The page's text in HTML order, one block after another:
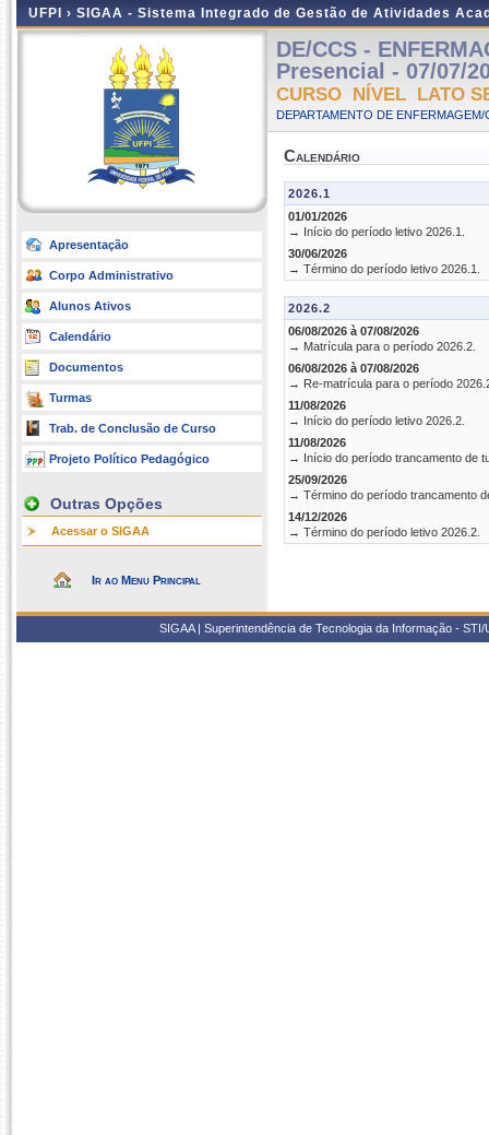
UFPI › SIGAA - Sistema Integrado de Gestão de Atividades
Apresentação
Corpo Administrativo
Alunos Ativos
Calendário
Documentos
Turmas
Trab. de Conclusão de Curso
Projeto Político Pedagógico
Outras Opções
Acessar o SIGAA
Ir ao Menu Principal
DE/CCS -
Presencial - 07/07/
CURSO NÍVEL LATO
DEPARTAMENTO DE
Calendário
2026.1
01/01/2026
→ Início do período letivo 2026.1.
30/06/2026
→ Término do período letivo 2026.1.
2026.2
06/08/2026 à 07/08/2026
→ Matrícula para o período 2026.2.
06/08/2026 à 07/08/2026
→ Re-matrícula para o período
11/08/2026
→ Início do período letivo 2026.2.
11/08/2026
→ Início do período trancamento de
25/09/2026
→ Término do período trancamento
14/12/2026
→ Término do período letivo 2026.2.
SIGAA | Superintendência de Tecnologia da Informação -